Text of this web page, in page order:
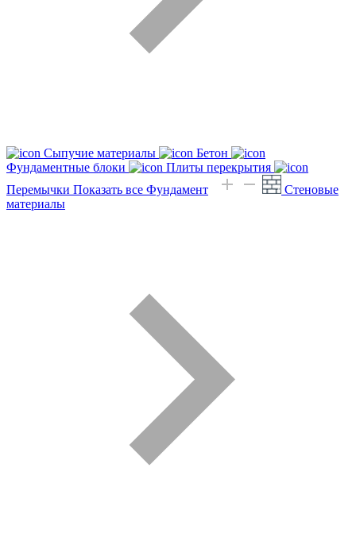
Сыпучие материалы
Бетон
Фундаментные блоки
Плиты перекрытия
Перемычки Показать все Фундамент
Стеновые
материалы